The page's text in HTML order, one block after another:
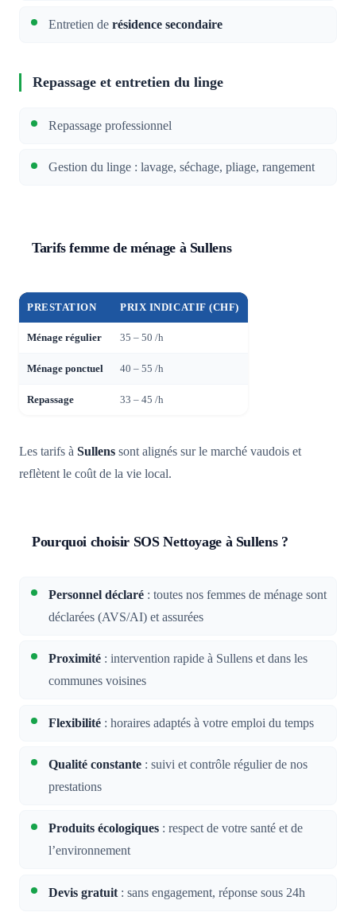
Entretien de résidence secondaire
Repassage et entretien du linge
Repassage professionnel
Gestion du linge : lavage, séchage, pliage, rangement
Tarifs femme de ménage à Sullens
PRESTATION PRIX INDICATIF (CHF)
Ménage régulier 35 – 50 /h
Ménage ponctuel 40 – 55 /h
Repassage 33 – 45 /h
Les tarifs à Sullens sont alignés sur le marché vaudois et
reflètent le coût de la vie local.
Pourquoi choisir SOS Nettoyage à Sullens ?
Personnel déclaré : toutes nos femmes de ménage sont
déclarées (AVS/AI) et assurées
Proximité : intervention rapide à Sullens et dans les
communes voisines
Flexibilité : horaires adaptés à votre emploi du temps
Qualité constante : suivi et contrôle régulier de nos
prestations
Produits écologiques : respect de votre santé et de
l’environnement
Devis gratuit: sans engagement, réponse sous 24h